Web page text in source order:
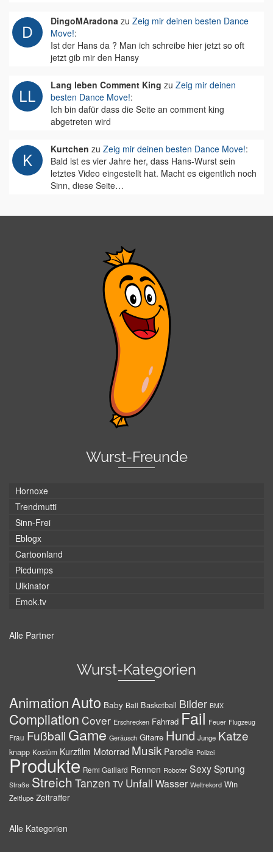
DingoMAradona zu Zeig mir deinen besten Dance
Move!:
Ist der Hans da ? Man ich schreibe hier jetzt so oft
jetzt gib mir den Hansy
Lang leben Comment King zu Zeig mir deinen
besten Dance Move!:
Ich bin dafür dass die Seite an comment king
abgetreten wird
Kurtchen zu Zeig mir deinen besten Dance Move!:
Bald ist es vier Jahre her, dass Hans-Wurst sein
letztes Video eingestellt hat. Macht es eigentlich noch
Sinn, diese Seite…
Wurst-Freunde
Hornoxe
Trendmutti
Sinn-Frei
Eblogx
Cartoonland
Picdumps
Ulkinator
Emok.tv
Alle Partner
Wurst-Kategorien
AnimationAuto Baby Ball Basketball Bilder BMX
Compilation Cover Erschrecken Fahrrad Fail Feuer Flugzeug
Frau Fußball Game Geräusch Gitarre Hund Junge Katze
knapp Kostüm Kurzfilm Motorrad Musik Parodie Polizei
Produkte Remi Gaillard Rennen Roboter SexySprung
Straße Streich Tanzen TV Unfall Wasser Weltrekord Win
Zeitlupe Zeitraffer
Alle Kategorien